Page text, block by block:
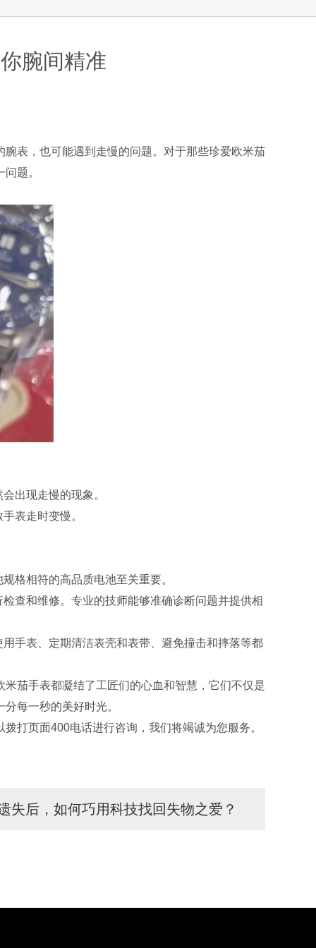
腕间精准
表，也可能遇到走慢的问题。对于那些珍爱欧米茄
题。
出现走慢的现象。
表走时变慢。
相符的高品质电池至关重要。
和维修。专业的技师能够准确诊断问题并提供相
表、定期清洁表壳和表带、避免撞击和摔落等都
茄手表都凝结了工匠们的心血和智慧，它们不仅是
每一秒的美好时光。
打页面400电话进行咨询，我们将竭诚为您服务。
失后，如何巧用科技找回失物之爱？